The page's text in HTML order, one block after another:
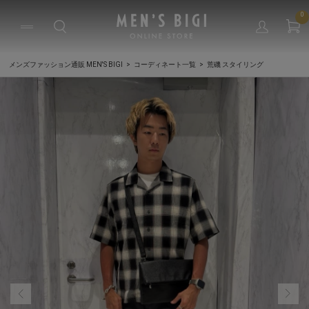
0
メンズファッション通販 MEN'S BIGI コーディネート一覧 荒磯 スタイリング